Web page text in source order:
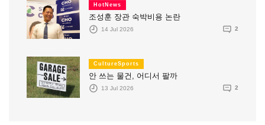
HotNews
조성훈 장관 숙박비용 논란
14 Jul 2026 2
CultureSports
안 쓰는 물건, 어디서 팔까
13 Jul 2026 2